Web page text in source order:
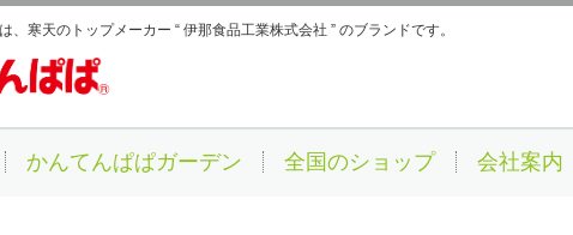
、寒天のトップメーカー “ 伊那食品工業株式会社 ” のブランドです。
かんてんぱぱガーデン 全国のショップ 会社案内